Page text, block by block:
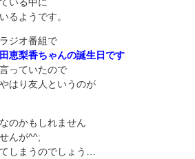
るようです。
ジオ番組で
恵梨香ちゃんの誕生日です
っていたので
はり友人というのが
のかもしれません
んが^^;
しまうのでしょう…